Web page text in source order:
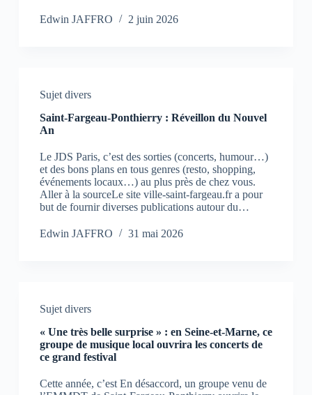
Edwin JAFFRO 2 juin 2026
Sujet divers
Saint-Fargeau-Ponthierry : Réveillon du Nouvel
An
Le JDS Paris, c’est des sorties (concerts, humour…)
et des bons plans en tous genres (resto, shopping,
événements locaux…) au plus près de chez vous.
Aller à la sourceLe site ville-saint-fargeau.fr a pour
but de fournir diverses publications autour du…
Edwin JAFFRO 31 mai 2026
Sujet divers
« Une très belle surprise » : en Seine-et-Marne, ce
groupe de musique local ouvrira les concerts de
ce grand festival
Cette année, c’est En désaccord, un groupe venu de